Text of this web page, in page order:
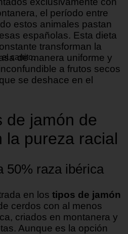
carrito.
el período entre
estos animales pastan
españolas. Esta dieta
transforman la
de manera uniforme y
a frutos secos
se deshace en el
de jamón de
la pureza racial
50% raza ibérica
en los tipos de jamón
cerdos con al menos
criados en montanera y
Aunque es la opción